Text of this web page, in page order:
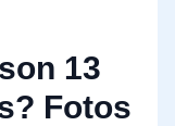
13
Fotos